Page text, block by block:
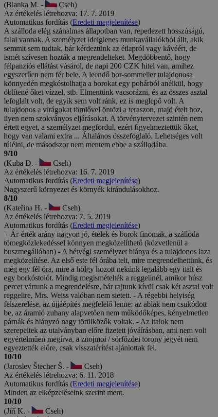
(Blanka M. -
Cseh)
Az értékelés létrehozva: 17. 7. 2019
Automatikus fordítás (Eredeti megjelenítése)
A szálloda elég szánalmas állapotban van, repedezett hosszúságú,
falai vannak. A személyzet ideiglenes munkavállalókból állt, akik
semmit sem tudtak, bár kérdeztünk az étlapról vagy kávéért, de
ismét szívesen hozták a megrendelteket. Megdöbbentő, hogy
félpanziós ellátást vásárol, de napi 200 CZK hitel van, amihez
egyszerűen nem fér bele. A leendő bor-sommelier tulajdonosa
könnyedén megkóstolhatja a borokat egy pohárból anélkül, hogy
öblítené őket vízzel, stb. Elmentünk vacsorázni, és az összes asztal
lefoglalt volt, de egyik sem volt ránk, ez is meglepő volt. A
tulajdonos a virágokat tömlővel öntözi a teraszon, majd ételt hoz,
ilyen nem szokványos eljárásokat. A törvénytervezet szintén nem
értett egyet, a személyzet megfordul, ezért figyelmeztettük őket,
hogy van valami extra ... Általános összefoglaló. Lehetséges volt
túlélni, de másodszor nem mentem ebbe a szállodába.
9/10
(Kuba D. -
Cseh)
Az értékelés létrehozva: 16. 7. 2019
Automatikus fordítás (Eredeti megjelenítése)
Nagyszerű környezet és környék kirándulásokhoz.
8/10
(Kateřina H. -
Cseh)
Az értékelés létrehozva: 7. 5. 2019
Automatikus fordítás (Eredeti megjelenítése)
+ Ár-érték arány nagyon jó, ételek és borok finomak, a szálloda
tömegközlekedéssel könnyen megközelíthető (közvetlenül a
buszmegállóban) - A hétvégi személyzet hiánya és a tulajdonos laza
megközelítése. Az első este fél órába telt, mire megrendelhettünk, és
még egy fél óra, mire a hölgy hozott nekünk legalább egy italt és
egy borkóstolót. Mindig megismételték a reggelinél, amikor húsz
percet vártunk a megrendelésre, bár rajtunk kívül csak két asztal volt
reggelire, Mrs. Weiss valóban nem sietett. - A régebbi helyiség
felszerelése, az újjáépítés megfelelő lenne: az ablak nem csukódott
be, az áramló zuhany alapvetően nem működőképes, kényelmetlen
párnák és hiányzó nagy törülközők voltak. - Az italok nem
szerepeltek az utalványban előre fizetett jóváírásban, ami nem volt
egyértelműen megírva, a znojmoi / sörfőzdei torony jegyét nem
egyeztették előre, csak visszatérítést ajánlottak fel.
10/10
(Jaroslev Štecher Š. -
Cseh)
Az értékelés létrehozva: 6. 11. 2018
Automatikus fordítás (Eredeti megjelenítése)
Minden az elképzeléseink szerint ment.
10/10
(Jiří K. -
Cseh)